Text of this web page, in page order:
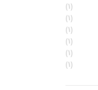
(1)
(1)
(1)
(1)
(1)
(1)